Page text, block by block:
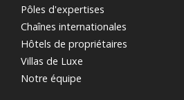
Pôles d'expertises
Chaînes internationales
Hôtels de propriétaires
Villas de Luxe
Notre équipe